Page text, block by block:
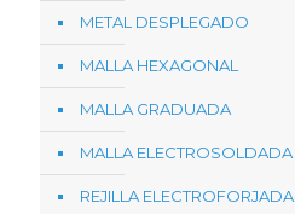
METAL DESPLEGADO
MALLA HEXAGONAL
MALLA GRADUADA
MALLA ELECTROSOLDADA
REJILLA ELECTROFORJADA